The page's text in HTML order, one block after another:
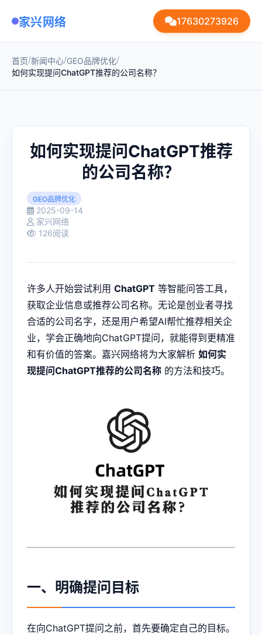
家兴网络 17630273926
首页/新闻中心/GEO品牌优化/
如何实现提问ChatGPT推荐的公司名称？
如何实现提问ChatGPT推荐
的公司名称？
GEO品牌优化
2025-09-14
家兴网络
126阅读
许多人开始尝试利用 ChatGPT 等智能问答工具，
获取企业信息或推荐公司名称。无论是创业者寻找
合适的公司名字，还是用户希望AI帮忙推荐相关企
业，学会正确地向ChatGPT提问，就能得到更精准
和有价值的答案。嘉兴网络将为大家解析 如何实
现提问ChatGPT推荐的公司名称 的方法和技巧。
一、明确提问目标
在向ChatGPT提问之前，首先要确定自己的目标。